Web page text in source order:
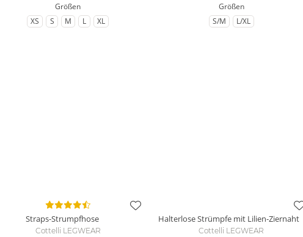
Größen
zu Größe
XS zu Größe
S zu Größe
M zu Größe
L zu Größe
XL
Größen
zu Größe
S/M zu Größe
L/XL
Straps-Strumpfhose
Cottelli LEGWEAR
Halterlose Strümpfe mit Lilien-Ziernaht
Cottelli LEGWEAR